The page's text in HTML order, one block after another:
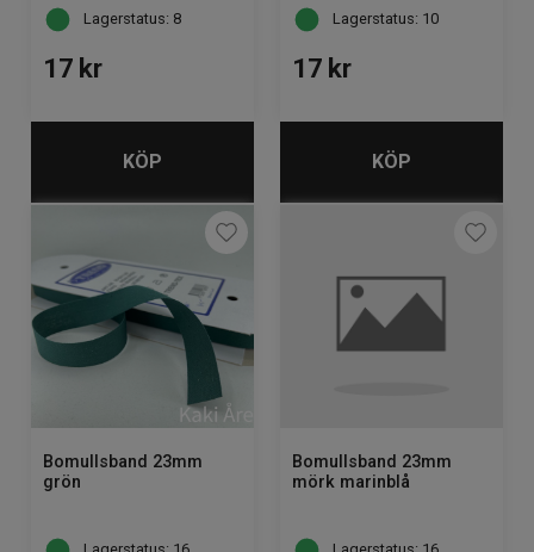
Lagerstatus: 8
17 kr
KÖP
Lagerstatus: 10
17 kr
KÖP
Bomullsband 23mm
grön
Bomullsband 23mm
mörk marinblå